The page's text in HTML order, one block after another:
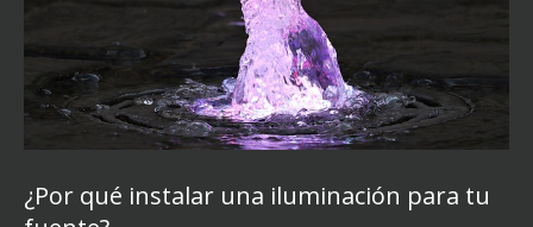
¿Por qué instalar una iluminación para tu